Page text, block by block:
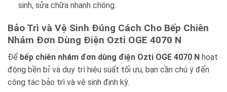
sinh, sửa chữa nhanh chóng.
Bảo Trì và Vệ Sinh Đúng Cách Cho Bếp Chiên
Nhám Đơn Dùng Điện Ozti OGE 4070 N
Để bếp chiên nhám đơn dùng điện Ozti OGE 4070 N hoạt
động bền bỉ và duy trì hiệu suất tối ưu, bạn cần chú ý đến
công tác bảo trì và vệ sinh định kỳ.